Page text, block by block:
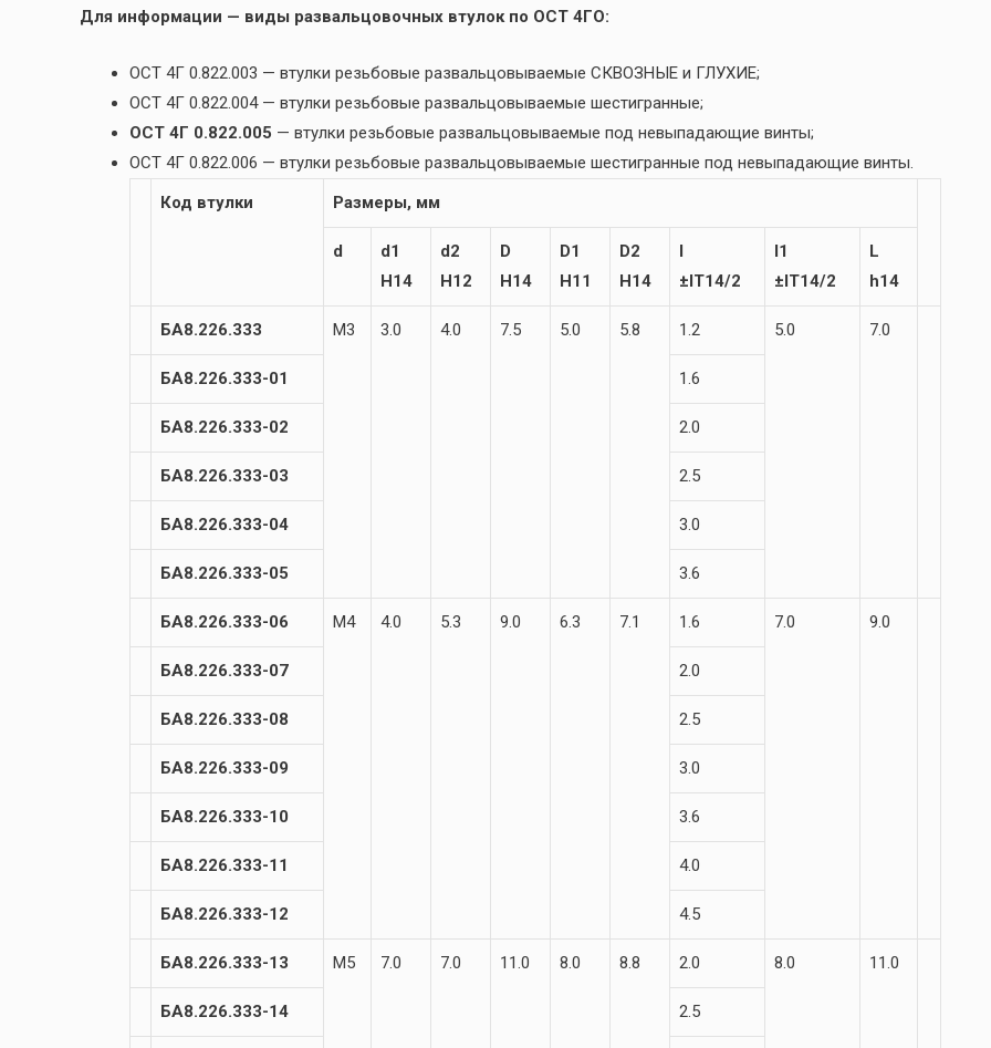
Для информации — виды развальцовочных втулок по ОСТ 4ГО:
ОСТ 4Г 0.822.003 — втулки резьбовые развальцовываемые СКВОЗНЫЕ и ГЛУХИЕ;
ОСТ 4Г 0.822.004 — втулки резьбовые развальцовываемые шестигранные;
ОСТ 4Г 0.822.005 — втулки резьбовые развальцовываемые под невыпадающие винты;
ОСТ 4Г 0.822.006 — втулки резьбовые развальцовываемые шестигранные под невыпадающие винты.
Код втулки
Размеры, мм
d
d1
H14
d2
H12
D
H14
D1
H11
D2
H14
l
±IT14/2
l1
±IT14/2
L
h14
БА8.226.333 М3 3.0 4.0 7.5 5.0 5.8 1.2 5.0 7.0
БА8.226.333-01 1.6
БА8.226.333-02 2.0
БА8.226.333-03 2.5
БА8.226.333-04 3.0
БА8.226.333-05 3.6
БА8.226.333-06 М4 4.0 5.3 9.0 6.3 7.1 1.6 7.0 9.0
БА8.226.333-07 2.0
БА8.226.333-08 2.5
БА8.226.333-09 3.0
БА8.226.333-10 3.6
БА8.226.333-11 4.0
БА8.226.333-12 4.5
БА8.226.333-13 М5 7.0 7.0 11.0 8.0 8.8 2.0 8.0 11.0
БА8.226.333-14 2.5